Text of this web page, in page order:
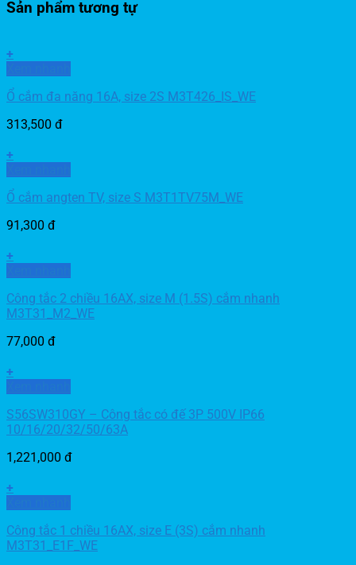
Sản phẩm tương tự
+
Ổ cắm đa năng 16A, size 2S M3T426_IS_WE
313,500 đ
+
Ổ cắm angten TV, size S M3T1TV75M_WE
91,300 đ
+
Công tắc 2 chiều 16AX, size M (1.5S) cắm nhanh
M3T31_M2_WE
77,000 đ
+
S56SW310GY – Công tắc có đế 3P 500V IP66
10/16/20/32/50/63A
1,221,000 đ
+
Công tắc 1 chiều 16AX, size E (3S) cắm nhanh
M3T31_E1F_WE